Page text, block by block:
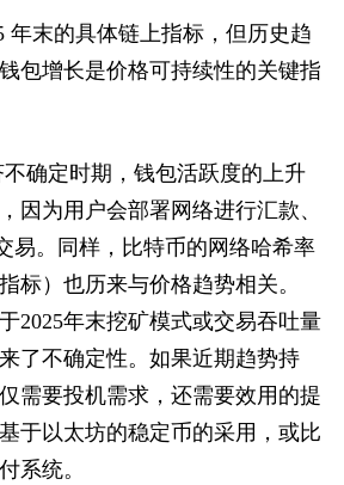
年末的具体链上指标，但历史趋
包增长是价格可持续性的关键指
确定时期，钱包活跃度的上升
因为用户会部署网络进行汇款、
易。同样，比特币的网络哈希率
标）也历来与价格趋势相关。
2025年末挖矿模式或交易吞吐量
了不确定性。如果近期趋势持
需要投机需求，还需要效用的提
于以太坊的稳定币的采用，或比
系统。